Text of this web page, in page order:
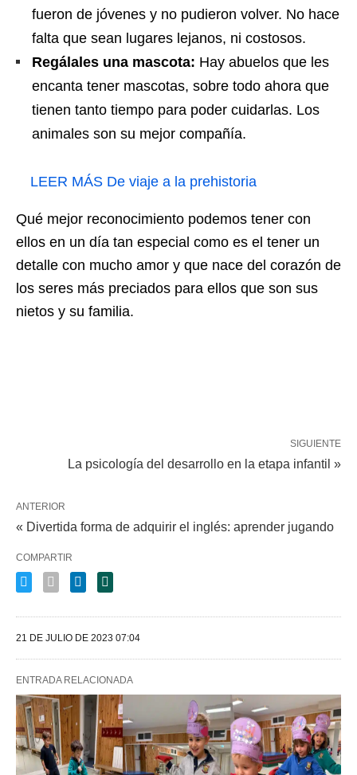
fueron de jóvenes y no pudieron volver. No hace
falta que sean lugares lejanos, ni costosos.
Regálales una mascota: Hay abuelos que les
encanta tener mascotas, sobre todo ahora que
tienen tanto tiempo para poder cuidarlas. Los
animales son su mejor compañía.
LEER MÁS De viaje a la prehistoria
Qué mejor reconocimiento podemos tener con
ellos en un día tan especial como es el tener un
detalle con mucho amor y que nace del corazón de
los seres más preciados para ellos que son sus
nietos y su familia.
SIGUIENTE
La psicología del desarrollo en la etapa infantil »
ANTERIOR
« Divertida forma de adquirir el inglés: aprender jugando
COMPARTIR
21 DE JULIO DE 2023 07:04
ENTRADA RELACIONADA